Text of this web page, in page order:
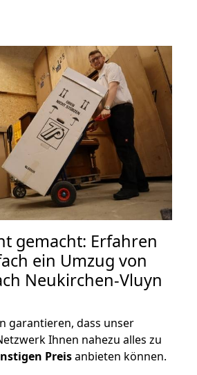
gemacht: Erfahren
ein Umzug von
Neukirchen-Vluyn
garantieren, dass unser
Ihnen nahezu alles zu
Preisanbieten können.